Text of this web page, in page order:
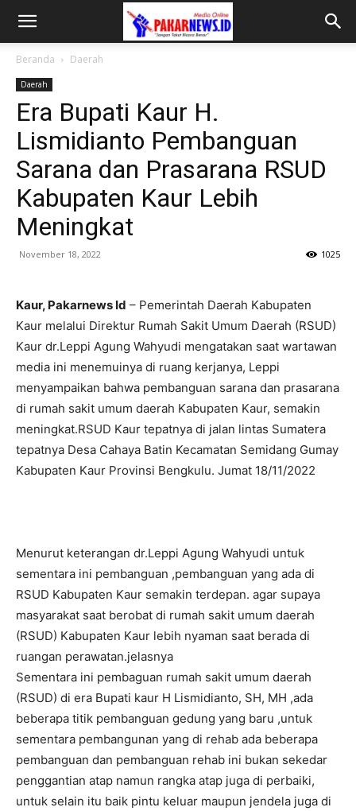
Beranda Daerah
Daerah
Era Bupati Kaur H.
Lismidianto Pembanguan
Sarana dan Prasarana RSUD
Kabupaten Kaur Lebih
Meningkat
November 18, 2022 1025
Kaur, Pakarnews Id – Pemerintah Daerah Kabupaten
Kaur melalui Direktur Rumah Sakit Umum Daerah (RSUD)
Kaur dr.Leppi Agung Wahyudi mengatakan saat wartawan
media ini menemuinya di ruang kerjanya, Leppi
menyampaikan bahwa pembanguan sarana dan prasarana
di rumah sakit umum daerah Kabupaten Kaur, semakin
meningkat.RSUD Kaur tepatnya di jalan lintas Sumatera
tepatnya Desa Cahaya Batin Kecamatan Semidang Gumay
Kabupaten Kaur Provinsi Bengkulu. Jumat 18/11/2022
Menurut keterangan dr.Leppi Agung Wahyudi untuk
sementara ini pembanguan ,pembanguan yang ada di
RSUD Kabupaten Kaur semakin terdepan. agar supaya
masyarakat saat berobat di rumah sakit umum daerah
(RSUD) Kabupaten Kaur lebih nyaman saat berada di
ruangan perawatan.jelasnya
Sementara ini pembaguan rumah sakit umum daerah
(RSUD) di era Bupati kaur H Lismidianto, SH, MH ,ada
beberapa titik pembanguan gedung yang baru ,untuk
sementara pembangunan yang di rehab ada beberapa
pembanguan dan pembanguan rehab ini bukan sekedar
penggantian atap namun rangka atap juga di perbaiki,
untuk selain itu baik pintu keluar maupun jendela juga di